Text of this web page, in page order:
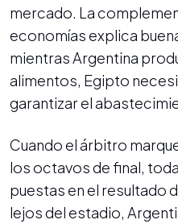
mercado. La
economías explica
mientras Argentina
alimentos, Egipto
garantizar el
Cuando el árbitro
los octavos de final,
puestas en el resultado
lejos del estadio,